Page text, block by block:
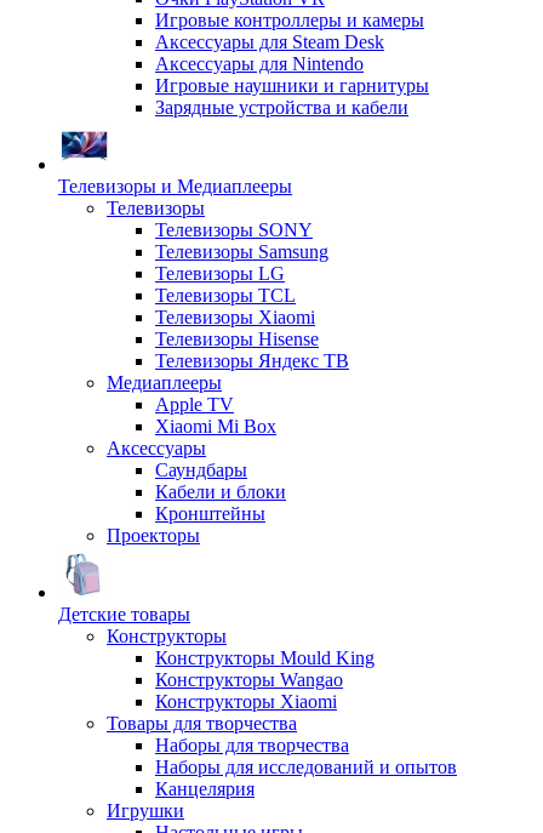
Игровые контроллеры и камеры
Аксессуары для Steam Desk
Аксессуары для Nintendo
Игровые наушники и гарнитуры
Зарядные устройства и кабели
Телевизоры и Медиаплееры
Телевизоры
Телевизоры SONY
Телевизоры Samsung
Телевизоры LG
Телевизоры TCL
Телевизоры Xiaomi
Телевизоры Hisense
Телевизоры Яндекс ТВ
Медиаплееры
Apple TV
Xiaomi Mi Box
Аксессуары
Саундбары
Кабели и блоки
Кронштейны
Проекторы
Детские товары
Конструкторы
Конструкторы Mould King
Конструкторы Wangao
Конструкторы Xiaomi
Товары для творчества
Наборы для творчества
Наборы для исследований и опытов
Канцелярия
Игрушки